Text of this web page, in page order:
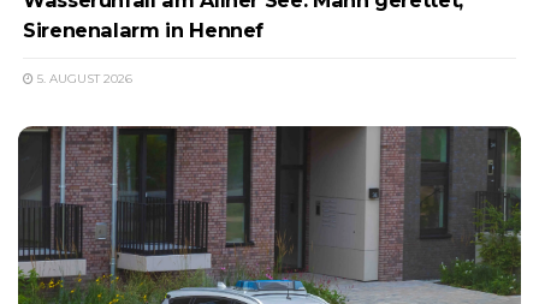
Sirenenalarm in Hennef
5. AUGUST 2026